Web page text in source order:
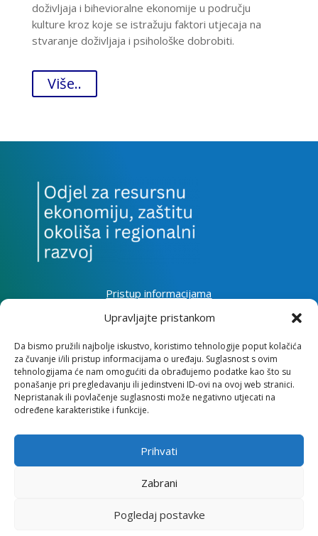
Upravljajte pristankom
Da bismo pružili najbolje iskustvo, koristimo tehnologije poput kolačića
za čuvanje i/ili pristup informacijama o uređaju. Suglasnost s ovim
tehnologijama će nam omogućiti da obrađujemo podatke kao što su
ponašanje pri pregledavanju ili jedinstveni ID-ovi na ovoj web stranici.
Nepristanak ili povlačenje suglasnosti može negativno utjecati na
određene karakteristike i funkcije.
Prihvati
Zabrani
Pogledaj postavke
doživljaja i bihevioralne ekonomije u području
kulture kroz koje se istražuju faktori utjecaja na
stvaranje doživljaja i psihološke dobrobiti.
Više..
Pristup informacijama
Izjava o pristupačnosti mrežnog sjedišta
Impressum
Informacije o kolačićima
Kontakt
Institut za razvoj i međunarodne odnose
OIB: 31120185175